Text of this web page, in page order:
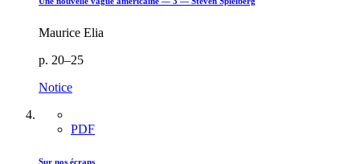
Maurice Elia
p. 20–25
Notice
PDF
Sur nos écrans